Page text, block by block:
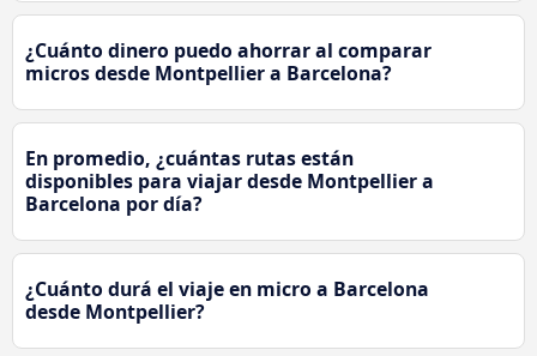
¿Cuánto dinero puedo ahorrar al comparar
micros desde Montpellier a Barcelona?
En promedio, ¿cuántas rutas están
disponibles para viajar desde Montpellier a
Barcelona por día?
¿Cuánto durá el viaje en micro a Barcelona
desde Montpellier?